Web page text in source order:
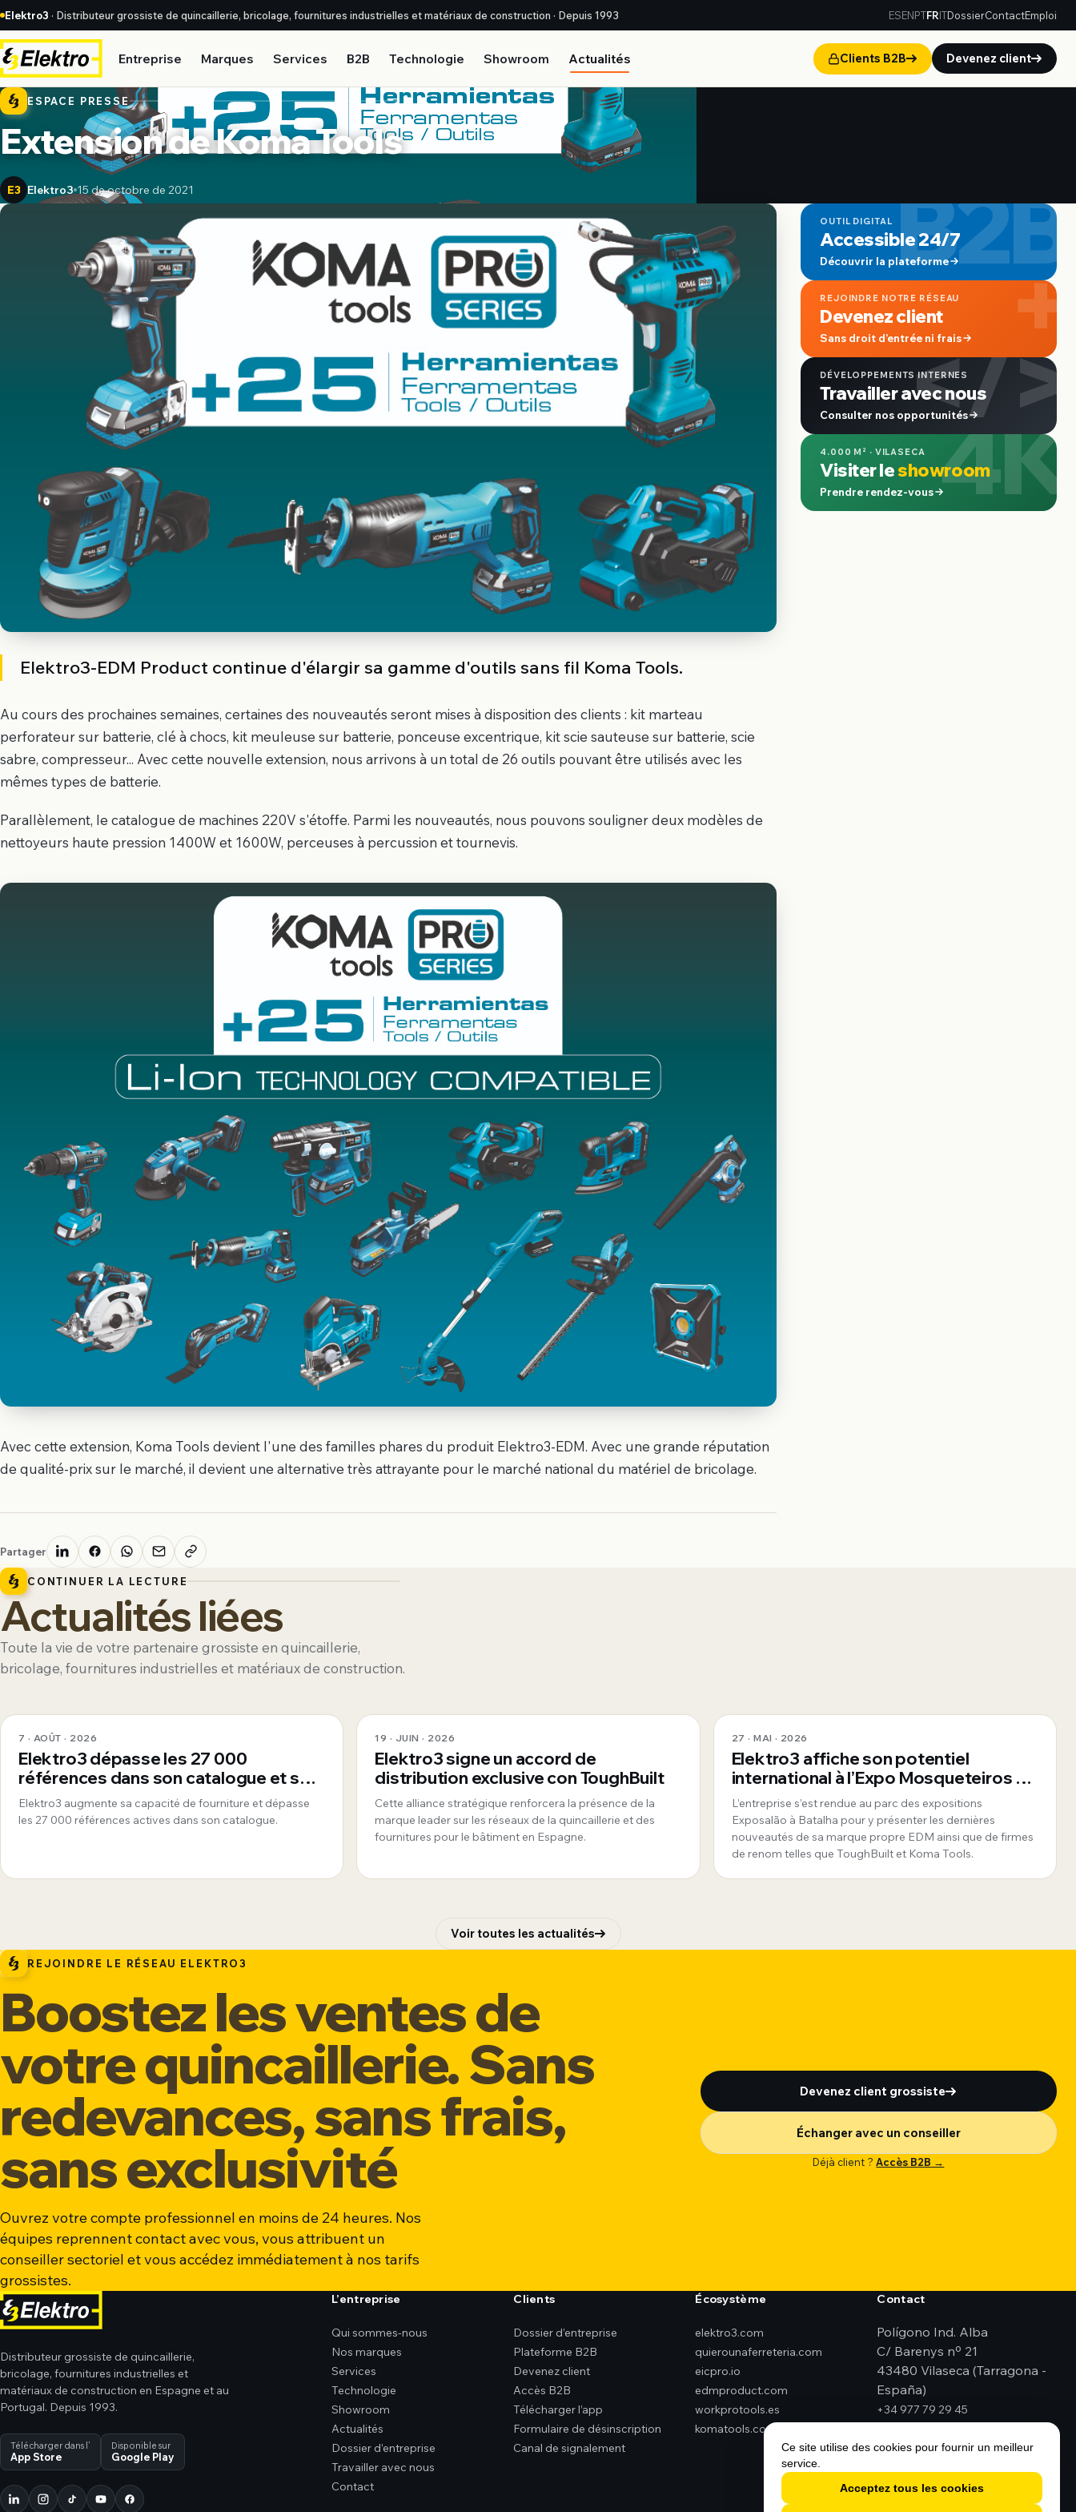
Elektro3 · Distributeur grossiste de quincaillerie, bricolage, fournitures industrielles et matériaux de construction · Depuis 1993 ESENPTFRITDossierContactEmploi
Entreprise Marques Services B2B Technologie Showroom Actualités Clients B2B Devenez client
ESPACE PRESSE
Extension de Koma Tools
E3 Elektro3 15 de octobre de 2021
Elektro3-EDM Product continue d'élargir sa gamme d'outils sans fil Koma Tools.
Au cours des prochaines semaines, certaines des nouveautés seront mises à disposition des clients : kit marteau
perforateur sur batterie, clé à chocs, kit meuleuse sur batterie, ponceuse excentrique, kit scie sauteuse sur batterie, scie
sabre, compresseur... Avec cette nouvelle extension, nous arrivons à un total de 26 outils pouvant être utilisés avec les
mêmes types de batterie.
Parallèlement, le catalogue de machines 220V s'étoffe. Parmi les nouveautés, nous pouvons souligner deux modèles de
nettoyeurs haute pression 1400W et 1600W, perceuses à percussion et tournevis.
Avec cette extension, Koma Tools devient l'une des familles phares du produit Elektro3-EDM. Avec une grande réputation
de qualité-prix sur le marché, il devient une alternative très attrayante pour le marché national du matériel de bricolage.
Partager
B2B
OUTIL DIGITAL
Accessible 24/7
Découvrir la plateforme +
REJOINDRE NOTRE RÉSEAU
Devenez client
Sans droit d’entrée ni frais</>
DÉVELOPPEMENTS INTERNES
Travailler avec nous
Consulter nos opportunités4K
4.000 M² · VILASECA
Visiter leshowroom
Prendre rendez-vous
CONTINUER LA LECTURE
Actualités liées
Toute la vie de votre partenaire grossiste en quincaillerie,
bricolage, fournitures industrielles et matériaux de construction.
7 · AOÛT · 2026
Elektro3 dépasse les 27 000
références dans son catalogue et se
consolide comme fournisseur global
360°
Elektro3 augmente sa capacité de fourniture et dépasse
les 27 000 références actives dans son catalogue.
19 · JUIN · 2026
Elektro3 signe un accord de
distribution exclusive con ToughBuilt
Cette alliance stratégique renforcera la présence de la
marque leader sur les réseaux de la quincaillerie et des
fournitures pour le bâtiment en Espagne.
27 · MAI · 2026
Elektro3 affiche son potentiel
international à l’Expo Mosqueteiros au
Portugal
L’entreprise s’est rendue au parc des expositions
Exposalão à Batalha pour y présenter les dernières
nouveautés de sa marque propre EDM ainsi que de firmes
de renom telles que ToughBuilt et Koma Tools.
Voir toutes les actualités
REJOINDRE LE RÉSEAU ELEKTRO3
Boostez les ventes de
votre quincaillerie. Sans
redevances, sans frais,
sans exclusivité
Ouvrez votre compte professionnel en moins de 24 heures. Nos
équipes reprennent contact avec vous, vous attribuent un
conseiller sectoriel et vous accédez immédiatement à nos tarifs
grossistes.
Devenez client grossiste
Échanger avec un conseiller
Déjà client ?Accès B2B →
Distributeur grossiste de quincaillerie,
bricolage, fournitures industrielles et
matériaux de construction en Espagne et au
Portugal. Depuis 1993.
Télécharger dans l’
App Store
Disponible sur
Google Play
L’entreprise
Qui sommes-nous
Nos marques
Services
Technologie
Showroom
Actualités
Dossier d’entreprise
Travailler avec nous
Contact
Clients
Dossier d’entreprise
Plateforme B2B
Devenez client
Accès B2B
Télécharger l’app
Formulaire de désinscription
Canal de signalement
Écosystème
elektro3.com
quierounaferreteria.com
eicpro.io
edmproduct.com
workprotools.es
komatools.com
Contact
Polígono Ind. Alba
C/ Barenys nº 21
43480 Vilaseca (Tarragona -
España)
+34 977 79 29 45
Ce site utilise des cookies pour fournir un meilleur
service.
Acceptez tous les cookies